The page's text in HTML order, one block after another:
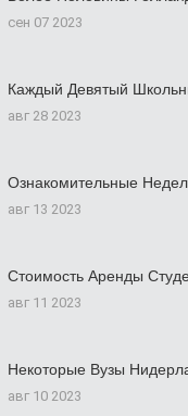
сен 07 2023
Каждый Девятый
авг 28 2023
Ознакомительные
авг 13 2023
Стоимость Аренды
авг 11 2023
Некоторые Вузы
авг 10 2023